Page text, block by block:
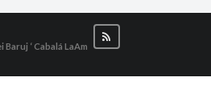
Baruj ‘ Cabalá LaAm